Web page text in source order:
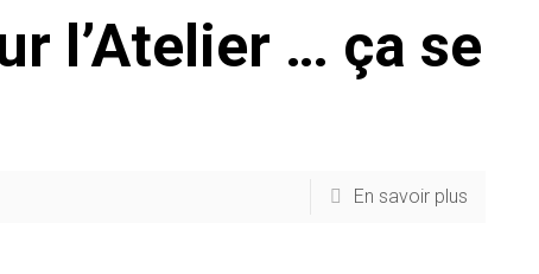
l’Atelier … ça se
En savoir plus